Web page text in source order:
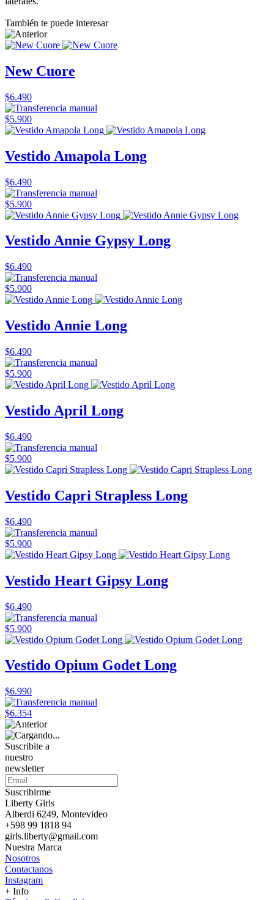
También te puede interesar
New Cuore
$6.490
$5.900
Vestido Amapola Long
$6.490
$5.900
Vestido Annie Gypsy Long
$6.490
$5.900
Vestido Annie Long
$6.490
$5.900
Vestido April Long
$6.490
$5.900
Vestido Capri Strapless Long
$6.490
$5.900
Vestido Heart Gipsy Long
$6.490
$5.900
Vestido Opium Godet Long
$6.990
$6.354
Suscribite a
nuestro
newsletter
Suscribirme
Liberty Girls
Alberdi 6249, Montevideo
+598 99 1818 94
girls.liberty@gmail.com
Nuestra Marca
Nosotros
Contactanos
Instagram
+ Info